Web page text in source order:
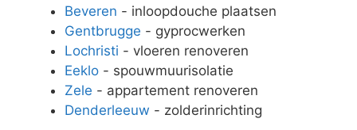
Beveren - inloopdouche plaatsen
Gentbrugge - gyprocwerken
Lochristi - vloeren renoveren
Eeklo - spouwmuurisolatie
Zele - appartement renoveren
Denderleeuw - zolderinrichting